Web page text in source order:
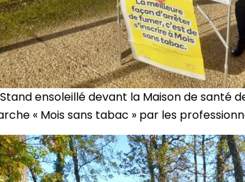
Stand ensoleillé devant la Maison de santé
« Mois sans tabac » par les